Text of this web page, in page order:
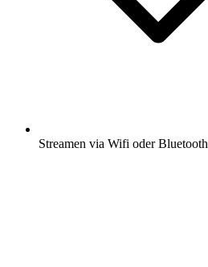
Streamen via Wifi oder Bluetooth